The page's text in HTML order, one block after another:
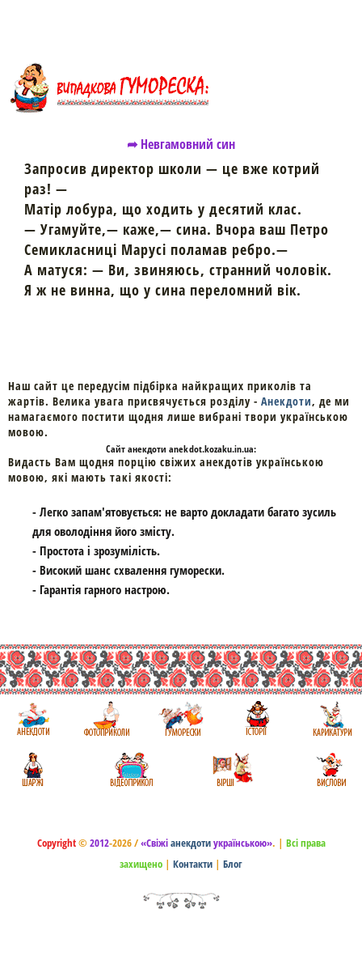
➦ Невгамовний син
Запросив директор школи — це вже котрий
раз! —
Матір лобура, що ходить у десятий клас.
— Угамуйте,— каже,— сина. Вчора ваш Петро
Семикласниці Марусі поламав ребро.—
А матуся: — Ви, звиняюсь, странний чоловік.
Я ж не винна, що у сина переломний вік.
Наш сайт це передусім підбірка найкращих приколів та
жартів. Велика увага присвячується розділу - Анекдоти, де ми
намагаємого постити щодня лише вибрані твори українською
мовою.
Cайтанекдоти anekdot.kozaku.in.ua:
Видасть Вам щодня порцію свіжих анекдотів українською
мовою, які мають такі якості:
- Легко запам'ятовується: не варто докладати багато зусиль
для оволодіння його змісту.
- Простота і зрозумілість.
- Високий шанс схвалення гуморески.
- Гарантія гарного настрою.
Copyright© 2012-2026 /«Свіжіанекдотиукраїнською». | Всі права
захищено | Контакти | Блог